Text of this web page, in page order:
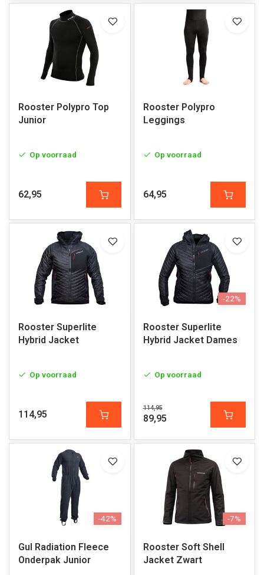
Rooster Polypro Top
Junior
Op voorraad
62,95
Rooster Polypro
Leggings
Op voorraad
64,95
Rooster Superlite
Hybrid Jacket
Op voorraad
114,95
-22%
Rooster Superlite
Hybrid Jacket Dames
Op voorraad
114,95
89,95
-42%
Gul Radiation Fleece
Onderpak Junior
-7%
Rooster Soft Shell
Jacket Zwart